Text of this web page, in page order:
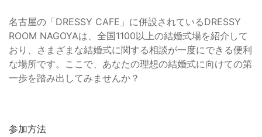
名古屋の「DRESSY CAFE」に併設されているDRESSY
ROOM NAGOYAは、全国1100以上の結婚式場を紹介して
おり、さまざまな結婚式に関する相談が一度にできる便利
な場所です。ここで、あなたの理想の結婚式に向けての第
一歩を踏み出してみませんか？
参加方法